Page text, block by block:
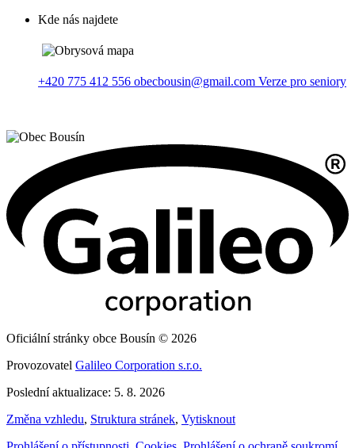
Kde nás najdete
+420 775 412 556 obecbousin@gmail.com Verze pro seniory
Oficiální stránky obce Bousín © 2026
Provozovatel Galileo Corporation s.r.o.
Poslední aktualizace: 5. 8. 2026
Změna vzhledu, Struktura stránek, Vytisknout